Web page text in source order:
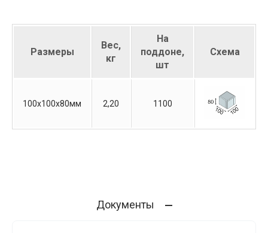
Размеры
Вес,
кг
На
поддоне,
шт
Схема
100х100х80мм 2,20 1100
Документы